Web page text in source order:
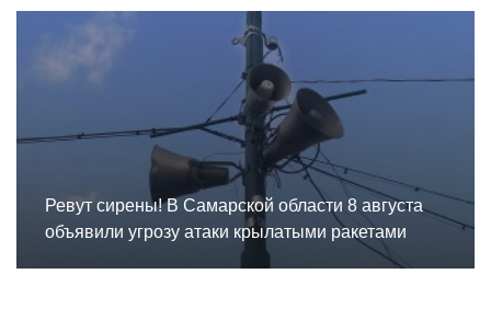
Ревут сирены! В Самарской области 8 августа
объявили угрозу атаки крылатыми ракетами